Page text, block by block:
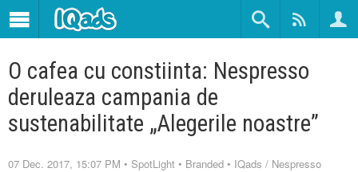
O cafea cu constiinta: Nespresso
deruleaza campania de
sustenabilitate „Alegerile noastre”
07 Dec. 2017, 15:07 PM • SpotLight • Branded • IQads / Nespresso